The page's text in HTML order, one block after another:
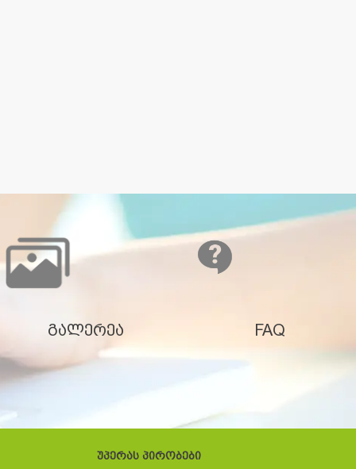
გალერეა FAQ
უპერას პირობები